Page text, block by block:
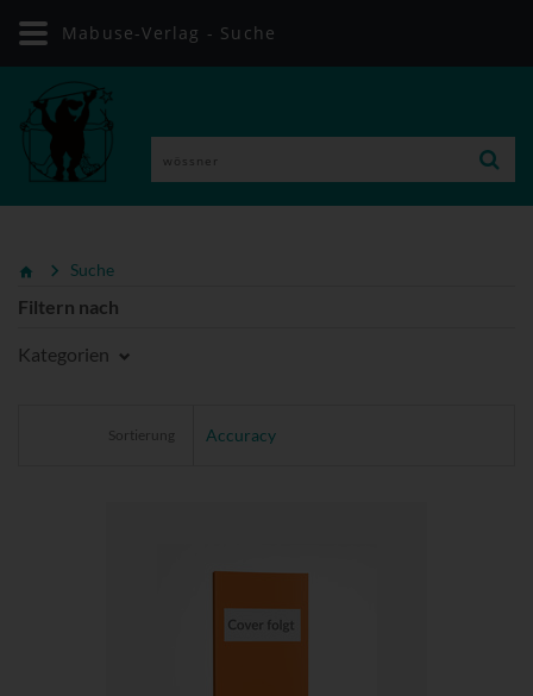
Suche
Filtern nach
Kategorien
Sortierung
Mabuse-Verlag - Suche